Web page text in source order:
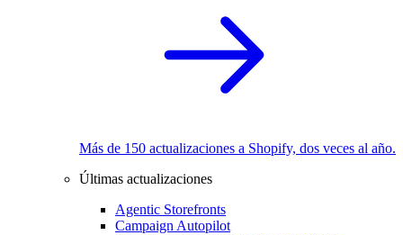
Más de 150 actualizaciones a Shopify, dos veces al año.
Últimas actualizaciones
Agentic Storefronts
Campaign Autopilot